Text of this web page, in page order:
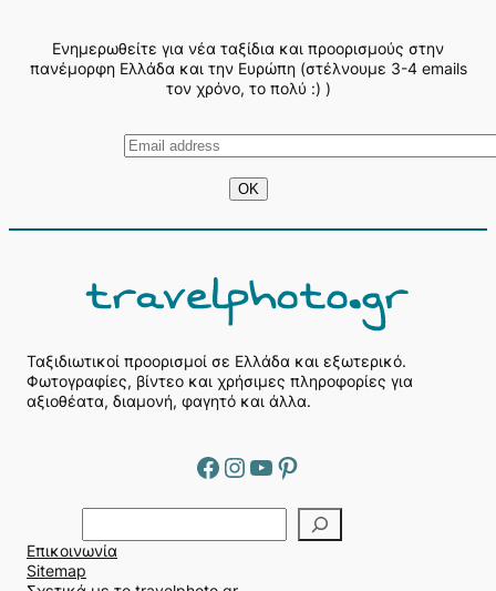
Ενημερωθείτε για νέα ταξίδια και προορισμούς στην
πανέμορφη Ελλάδα και την Ευρώπη (στέλνουμε 3-4 emails
τον χρόνο, το πολύ :) )
Ταξιδιωτικοί προορισμοί σε Ελλάδα και εξωτερικό.
Φωτογραφίες, βίντεο και χρήσιμες πληροφορίες για
αξιοθέατα, διαμονή, φαγητό και άλλα.
Facebook Instagram YouTube Pinterest
ν
α
Επικοινωνία
Sitemap